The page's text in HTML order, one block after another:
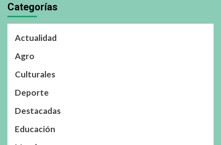
Categorías
Actualidad
Agro
Culturales
Deporte
Destacadas
Educación